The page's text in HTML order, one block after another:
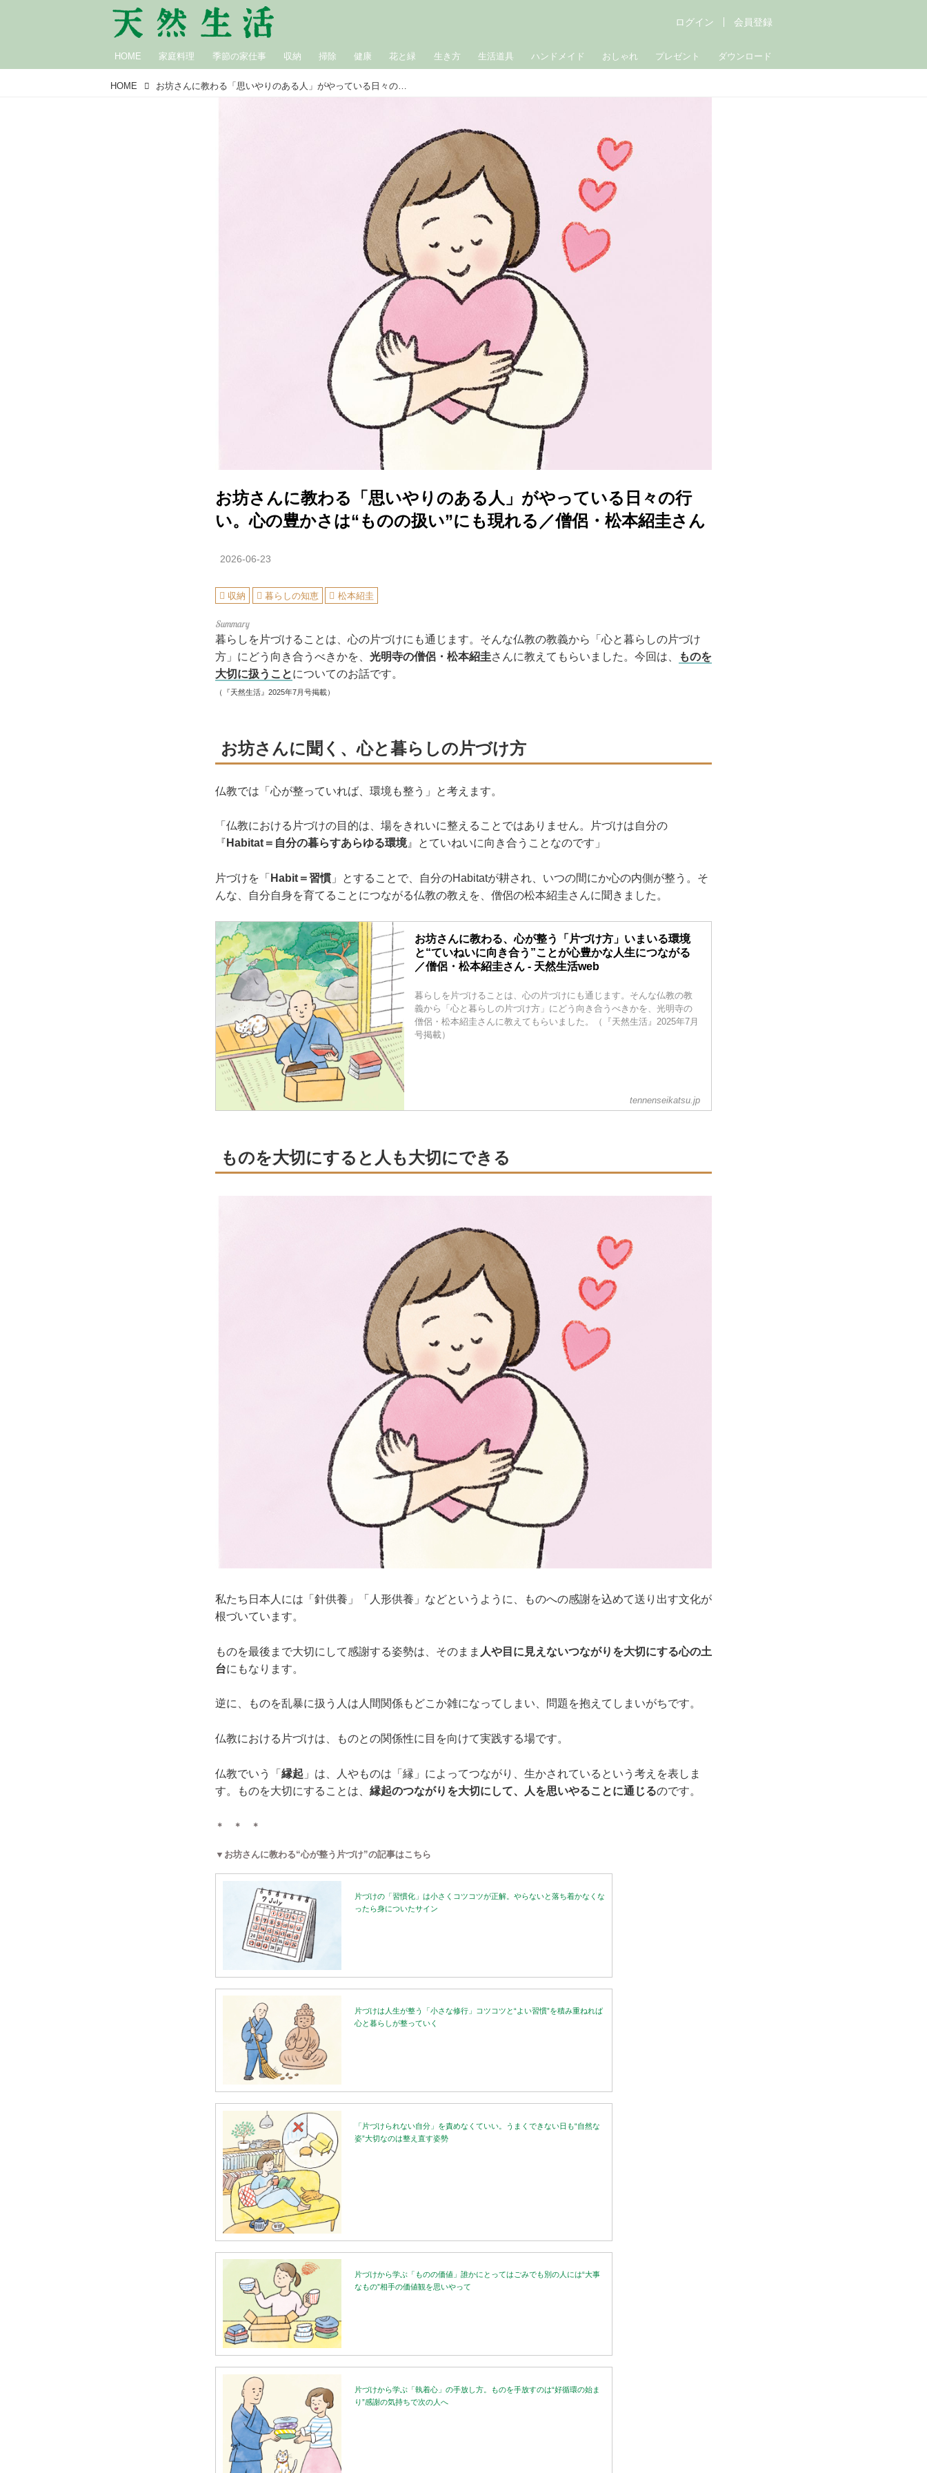
HOME 家庭料理 季節の家仕事 収納 掃除 健康 花と緑 生き方 生活道具 ハンドメイド おしゃれ プレゼント ダウンロード
ログイン 会員登録
HOME お坊さんに教わる「思いやりのある人」がやっている日々の行い。心の豊かさは“ものの扱い”にも現れる／僧侶・松本紹圭さん
お坊さんに教わる「思いやりのある人」がやっている日々の行
い。心の豊かさは“ものの扱い”にも現れる／僧侶・松本紹圭さん
2026-06-23
収納 暮らしの知恵 松本紹圭
暮らしを片づけることは、心の片づけにも通じます。そんな仏教の教義から「心と暮らしの片づけ
方」にどう向き合うべきかを、 光明寺の僧侶・松本紹圭さんに教えてもらいました。今回は、
ものを
大切に扱うことについてのお話です。
（『天然生活』2025年7月号掲載）
お坊さんに聞く、心と暮らしの片づけ方
仏教では「心が整っていれば、環境も整う」と考えます。
「仏教における片づけの目的は、場をきれいに整えることではありません。片づけは自分の
『 Habitat＝自分の暮らすあらゆる環境』とていねいに向き合うことなのです」
片づけを「 Habit＝習慣 」とすることで、自分のHabitatが耕され、いつの間にか心の内側が整う。そ
んな、自分自身を育てることにつながる仏教の教えを、僧侶の松本紹圭さんに聞きました。
お坊さんに教わる、心が整う「片づけ方」いまいる環境
と“ていねいに向き合う”ことが心豊かな人生につながる
／僧侶・松本紹圭さん - 天然生活web
暮らしを片づけることは、心の片づけにも通じます。そんな仏教の教
義から「心と暮らしの片づけ方」にどう向き合うべきかを、光明寺の
僧侶・松本紹圭さんに教えてもらいました。（『天然生活』2025年7月
号掲載）
tennenseikatsu.jp
ものを大切にすると人も大切にできる
私たち日本人には「針供養」「人形供養」などというように、ものへの感謝を込めて送り出す文化が
根づいています。
ものを最後まで大切にして感謝する姿勢は、そのまま 人や目に見えないつながりを大切にする心の土
台にもなります。
逆に、ものを乱暴に扱う人は人間関係もどこか雑になってしまい、問題を抱えてしまいがちです。
仏教における片づけは、ものとの関係性に目を向けて実践する場です。
仏教でいう「 縁起 」は、人やものは「縁」によってつながり、生かされているという考えを表しま
す。ものを大切にすることは、 縁起のつながりを大切にして、人を思いやることに通じるのです。
＊ ＊ ＊
▼お坊さんに教わる“心が整う片づけ”の記事はこちら
片づけの「習慣化」は小さくコツコツが正解。やらないと落ち着かなくな
ったら身についたサイン
片づけは人生が整う「小さな修行」コツコツと“よい習慣”を積み重ねれば
心と暮らしが整っていく
「片づけられない自分」を責めなくていい。うまくできない日も“自然な
姿”大切なのは整え直す姿勢
片づけから学ぶ「ものの価値」誰かにとってはごみでも別の人には“大事
なもの”相手の価値観を思いやって
片づけから学ぶ「執着心」の手放し方。ものを手放すのは“好循環の始ま
り”感謝の気持ちで次の人へ